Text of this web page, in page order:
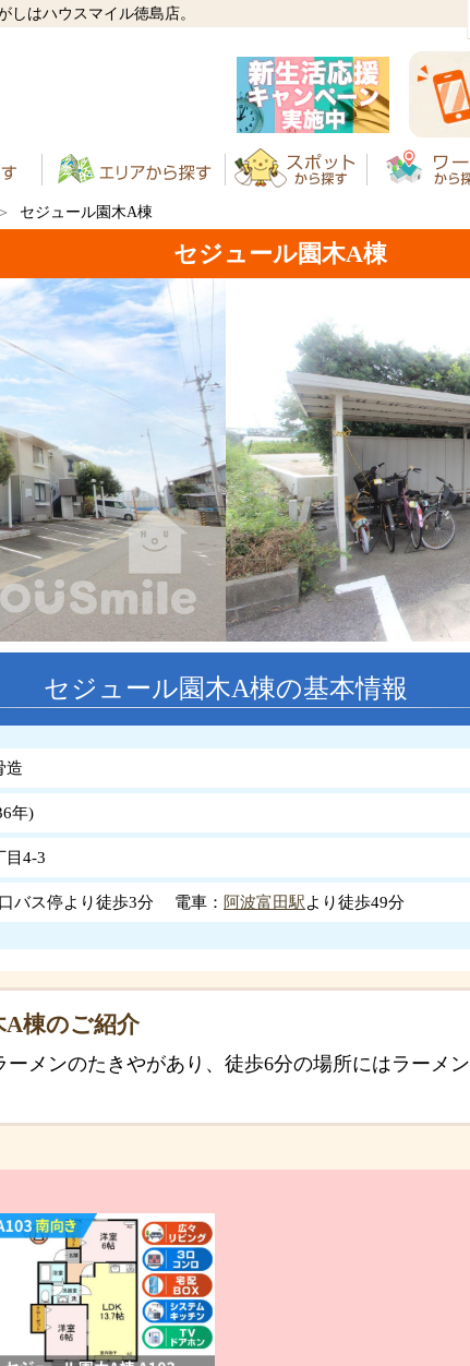
しはハウスマイル徳島店。
セジュール園木A棟
セジュール園木A棟
セジュール園木A棟の基本情報
造
年)
目4-3
バス停より徒歩3分 電車： 阿波富田駅より徒歩49分
棟のご紹介
ーメンのたきやがあり、徒歩6分の場所にはラーメ